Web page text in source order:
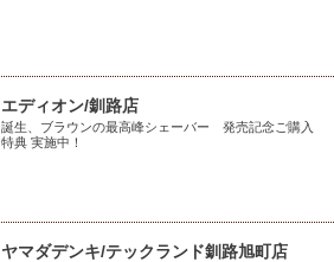
エディオン/釧路店
誕生、ブラウンの最高峰シェーバー 発売記念ご購入
特典 実施中！
ヤマダデンキ/テックランド釧路旭町店